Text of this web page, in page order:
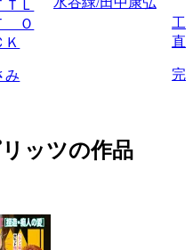
Ｌ
Ｏ
み
工
直
完
ッツの作品